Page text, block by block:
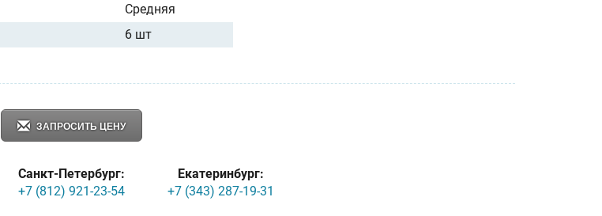
Средняя
6 шт
ЗАПРОСИТЬ ЦЕНУ
Санкт-Петербург:
+7 (812) 921-23-54
Екатеринбург:
+7 (343) 287-19-31